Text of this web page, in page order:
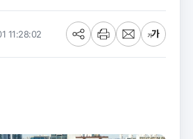
11:28:02
공
유
프
린
메
일
글
씨